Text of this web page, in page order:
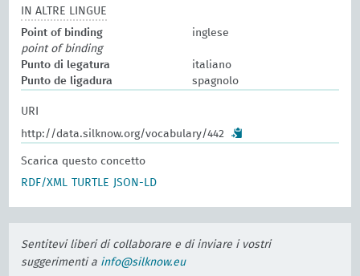
IN ALTRE LINGUE
Point of binding
inglese
point of binding
Punto di legatura
italiano
Punto de ligadura
spagnolo
URI
http://data.silknow.org/vocabulary/442
Scarica questo concetto
RDF/XML
TURTLE JSON-LD
Sentitevi liberi di collaborare e di inviare i vostri
suggerimenti a info@silknow.eu